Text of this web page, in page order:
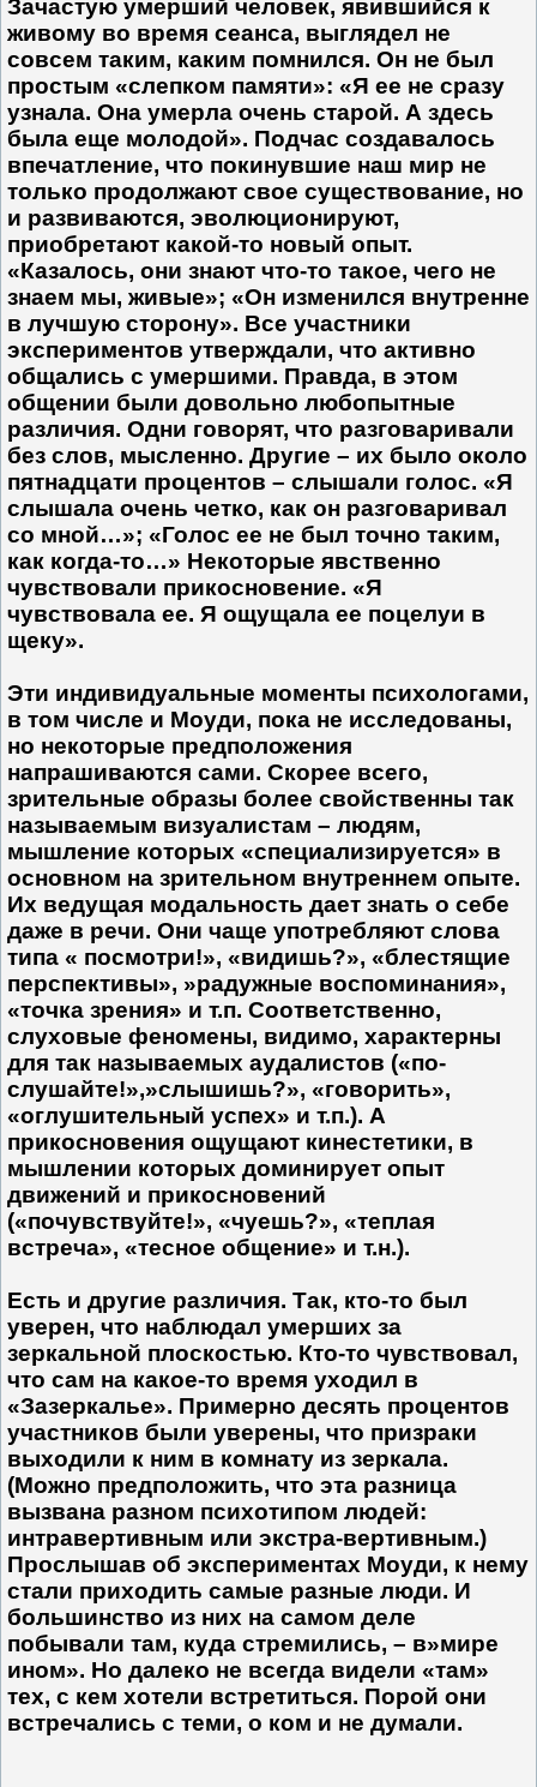
Зачастую умерший человек, явившийся к
живому во время сеанса, выглядел не
совсем таким, каким помнился. Он не был
простым «слепком памяти»: «Я ее не сразу
узнала. Она умерла очень старой. А здесь
была еще молодой». Подчас создавалось
впечатление, что покинувшие наш мир не
только продолжают свое существование, но
и развиваются, эволюционируют,
приобретают какой-то новый опыт.
«Казалось, они знают что-то такое, чего не
знаем мы, живые»; «Он изменился внутренне
в лучшую сторону». Все участники
экспериментов утверждали, что активно
общались с умершими. Правда, в этом
общении были довольно любопытные
различия. Одни говорят, что разговаривали
без слов, мысленно. Другие – их было около
пятнадцати процентов – слышали голос. «Я
слышала очень четко, как он разговаривал
со мной…»; «Голос ее не был точно таким,
как когда-то…» Некоторые явственно
чувствовали прикосновение. «Я
чувствовала ее. Я ощущала ее поцелуи в
щеку».
Эти индивидуальные моменты психологами,
в том числе и Моуди, пока не исследованы,
но некоторые предположения
напрашиваются сами. Скорее всего,
зрительные образы более свойственны так
называемым визуалистам – людям,
мышление которых «спе­циализируется» в
основном на зрительном внутреннем опыте.
Их ведущая модальность дает знать о себе
даже в речи. Они чаще упот­ребляют слова
типа « посмотри!», «видишь?», «блестящие
перспективы», »радужные воспоминания»,
«точка зрения» и т.п. Соответственно,
слуховые феномены, видимо, характерны
для так называемых аудалистов («по-
слушайте!»,»слышишь?», «говорить»,
«оглушительный успех» и т.п.). А
прикосновения ощущают кинестетики, в
мышлении которых доминирует опыт
движений и прикосновений
(«почувствуйте!», «чуешь?», «теплая
встреча», «тесное общение» и т.н.).
Есть и другие различия. Так, кто-то был
уверен, что наблюдал умерших за
зеркальной плоскостью. Кто-то чувствовал,
что сам на какое-то время уходил в
«Зазеркалье». Примерно десять процентов
участников были уверены, что призраки
выходили к ним в комнату из зеркала.
(Можно предположить, что эта разница
вызвана разном пси­хотипом людей:
интравертивным или экстра-вертивным.)
Прослышав об экспериментах Моуди, к нему
стали приходить самые разные люди. И
большинство из них на самом деле
побывали там, куда стремились, – в»мире
ином». Но далеко не всегда видели «там»
тех, с кем хотели встретиться. Порой они
встречались с теми, о ком и не думали.